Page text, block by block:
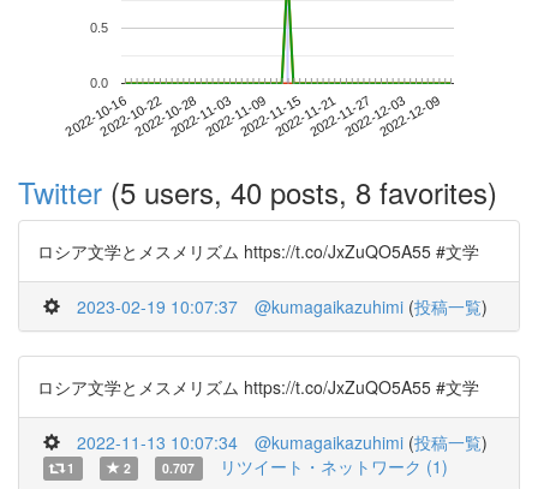
2022-10-162022-10-222022-10-282022-11-032022-11-092022-11-152022-11-212022-11-272022-12-032022-12-09
0.0
0.5
Twitter (5 users, 40 posts, 8 favorites)
ロシア文学とメスメリズム https://t.co/JxZuQO5A55 #文学
2023-02-19 10:07:37 @kumagaikazuhimi (投稿一覧)
ロシア文学とメスメリズム https://t.co/JxZuQO5A55 #文学
2022-11-13 10:07:34 @kumagaikazuhimi (投稿一覧)
1 2 0.707 リツイート・ネットワーク (1)